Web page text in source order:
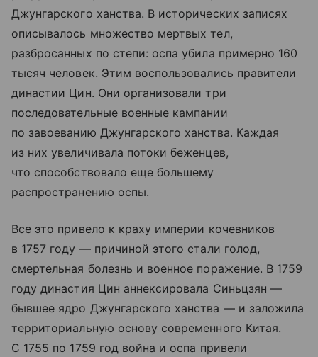
Джунгарского ханства. В исторических записях
описывалось множество мертвых тел,
разбросанных по степи: оспа убила примерно 160
тысяч человек. Этим воспользовались правители
династии Цин. Они организовали три
последовательные военные кампании
по завоеванию Джунгарского ханства. Каждая
из них увеличивала потоки беженцев,
что способствовало еще большему
распространению оспы.
Все это привело к краху империи кочевников
в 1757 году — причиной этого стали голод,
смертельная болезнь и военное поражение. В 1759
году династия Цин аннексировала Синьцзян —
бывшее ядро Джунгарского ханства — и заложила
территориальную основу современного Китая.
С 1755 по 1759 год война и оспа привели